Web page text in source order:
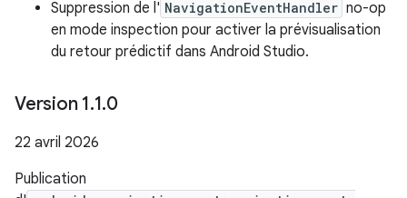
Suppression de l' NavigationEventHandler no-op
en mode inspection pour activer la prévisualisation
du retour prédictif dans Android Studio.
Version 1.1.0
22 avril 2026
Publication